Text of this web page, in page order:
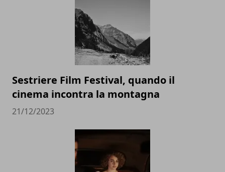
Sestriere Film Festival, quando il
cinema incontra la montagna
21/12/2023